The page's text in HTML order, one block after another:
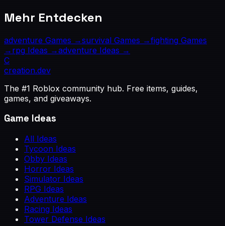
Mehr Entdecken
adventure Games →survival Games →fighting Games
→ rpg Ideas →adventure Ideas →
C
creation.dev
The #1 Roblox community hub. Free items, guides,
games, and giveaways.
Game Ideas
All Ideas
Tycoon Ideas
Obby Ideas
Horror Ideas
Simulator Ideas
RPG Ideas
Adventure Ideas
Racing Ideas
Tower Defense Ideas